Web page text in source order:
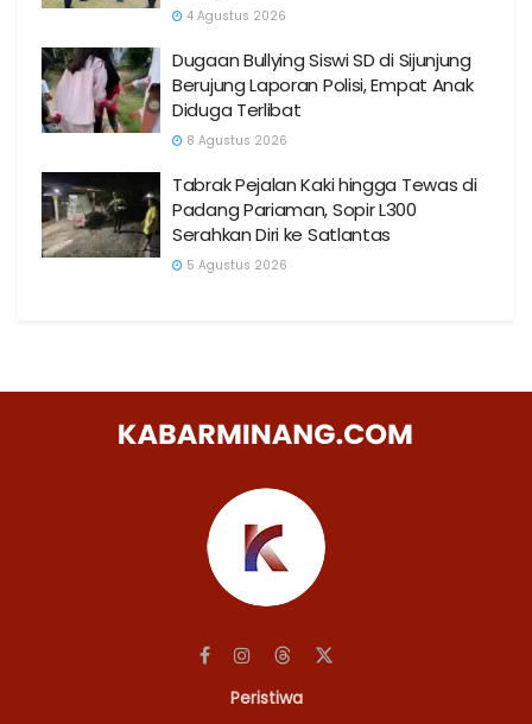
4 Agustus 2026
Dugaan Bullying Siswi SD di Sijunjung
Berujung Laporan Polisi, Empat Anak
Diduga Terlibat
8 Agustus 2026
Tabrak Pejalan Kaki hingga Tewas di
Padang Pariaman, Sopir L300
Serahkan Diri ke Satlantas
5 Agustus 2026
Peristiwa